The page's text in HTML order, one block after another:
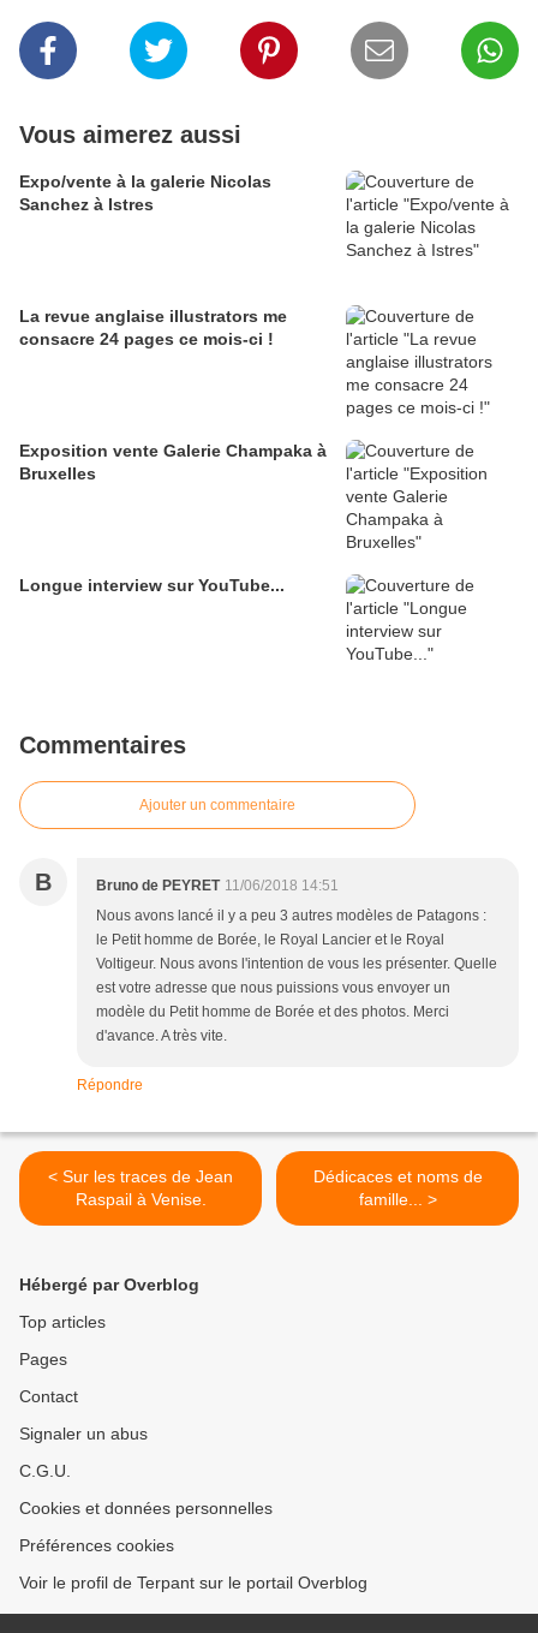
Vous aimerez aussi
Expo/vente à la galerie Nicolas
Sanchez à Istres
La revue anglaise illustrators me
consacre 24 pages ce mois-ci !
Exposition vente Galerie Champaka à
Bruxelles
Longue interview sur YouTube...
Commentaires
Ajouter un commentaire
B Bruno de PEYRET 11/06/2018 14:51
Nous avons lancé il y a peu 3 autres modèles de Patagons :
le Petit homme de Borée, le Royal Lancier et le Royal
Voltigeur. Nous avons l'intention de vous les présenter. Quelle
est votre adresse que nous puissions vous envoyer un
modèle du Petit homme de Borée et des photos. Merci
d'avance. A très vite.
Répondre
< Sur les traces de Jean
Raspail à Venise.
Dédicaces et noms de
famille... >
Hébergé par Overblog
Top articles
Pages
Contact
Signaler un abus
C.G.U.
Cookies et données personnelles
Préférences cookies
Voir le profil de Terpant sur le portail Overblog